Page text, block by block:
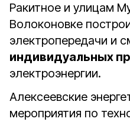
Ракитное и улицам
Волоконовке
электропередачи и
индивидуальных
электроэнергии.
Алексеевские
мероприятия по